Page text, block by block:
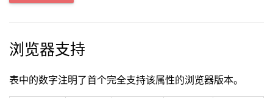
浏览器支持
表中的数字注明了首个完全支持该属性的浏览器版本。